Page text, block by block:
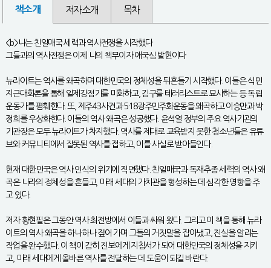
책소개 저자소개 목차
<b>나는 친일매국 세력과 역사전쟁을 시작했다
그들과의 역사전쟁은 이제 나의 책무이자 애국심 발현이다
뉴라이트는 역사를 왜곡하며 대한민국의 정체성을 뒤흔들기 시작했다. 이들은 식민
지근대화론을 통해 일제강점기를 미화하고, 김구를 테러리스트로 묘사하는 등 독립
운동가를 폄훼한다. 또, 제주4·3사건과 5·18광주민주화운동을 왜곡하고 이승만과 박
정희를 우상화한다. 이들의 역사 왜곡은 성공했다. 윤석열 정부의 주요 역사기관의
기관장은 모두 뉴라이트가 차지했다. 역사를 제대로 교육받지 못한 청소년들은 유튜
브와 커뮤니티에서 잘못된 역사를 접하고, 이를 사실로 받아들인다.
현재 대한민국은 역사 인식의 위기에 직면했다. 친일매국과 독재추종 세력의 역사 왜
곡은 나라의 정체성을 흔들고, 미래 세대의 가치관을 형성하는 데 심각한 영향을 주
고 있다.
저자 황현필은 그동안 역사 최전방에서 이들과 싸워 왔다. 그리고 이 책을 통해 뉴라
이트의 역사 왜곡을 하나하나 짚어 가며 그들의 거짓말을 잡아냈고, 진실을 알리는
작업을 완수했다. 이 책이 감히 진보에게 지침서가 되어 대한민국의 정체성을 지키
고, 미래 세대에게 올바른 역사를 전달하는 데 도움이 되길 바란다.